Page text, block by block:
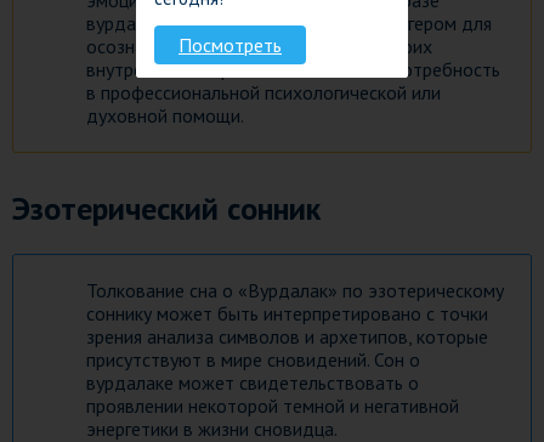
Посмотреть
вурдалака. Этот сон может стать триггером для
осознания и понимания снопидцем своих
внутренних конфликтов и вызывать потребность
в профессиональной психологической или
духовной помощи.
Эзотерический сонник
Толкование сна о «Вурдалак» по эзотерическому
соннику может быть интерпретировано с точки
зрения анализа символов и архетипов, которые
присутствуют в мире сновидений. Сон о
вурдалаке может свидетельствовать о
проявлении некоторой темной и негативной
энергетики в жизни сновидца.